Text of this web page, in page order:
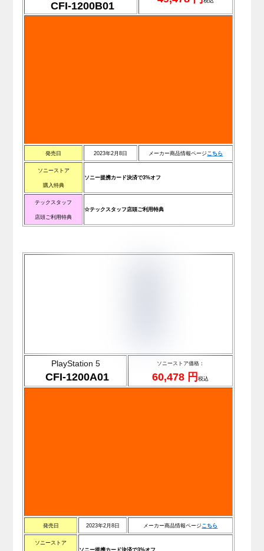
CFI-1200B01
発売日 2023年2月8日 メーカー商品情報ページこちら
ソニーストア
購入特典
ソニー提携カード決済で3%オフ
テックスタッフ
店頭ご利用特典
☆テックスタッフ店頭ご利用特典
PlayStation 5
CFI-1200A01
ソニーストア価格：
60,478 円税込
発売日 2023年2月8日 メーカー商品情報ページこちら
ソニーストア